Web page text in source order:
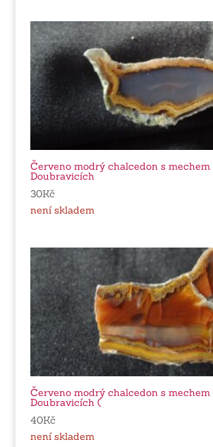
Červeno modrý chalcedon s mechem
Doubravicích
30Kč
není skladem
Červeno modrý chalcedon s mechem
Doubravicích (
40Kč
není skladem